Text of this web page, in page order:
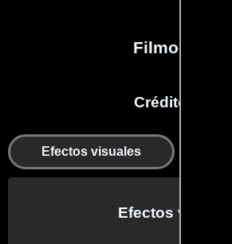
Filmografía
Créditos en:
Efectos visuales
Efectos visuales